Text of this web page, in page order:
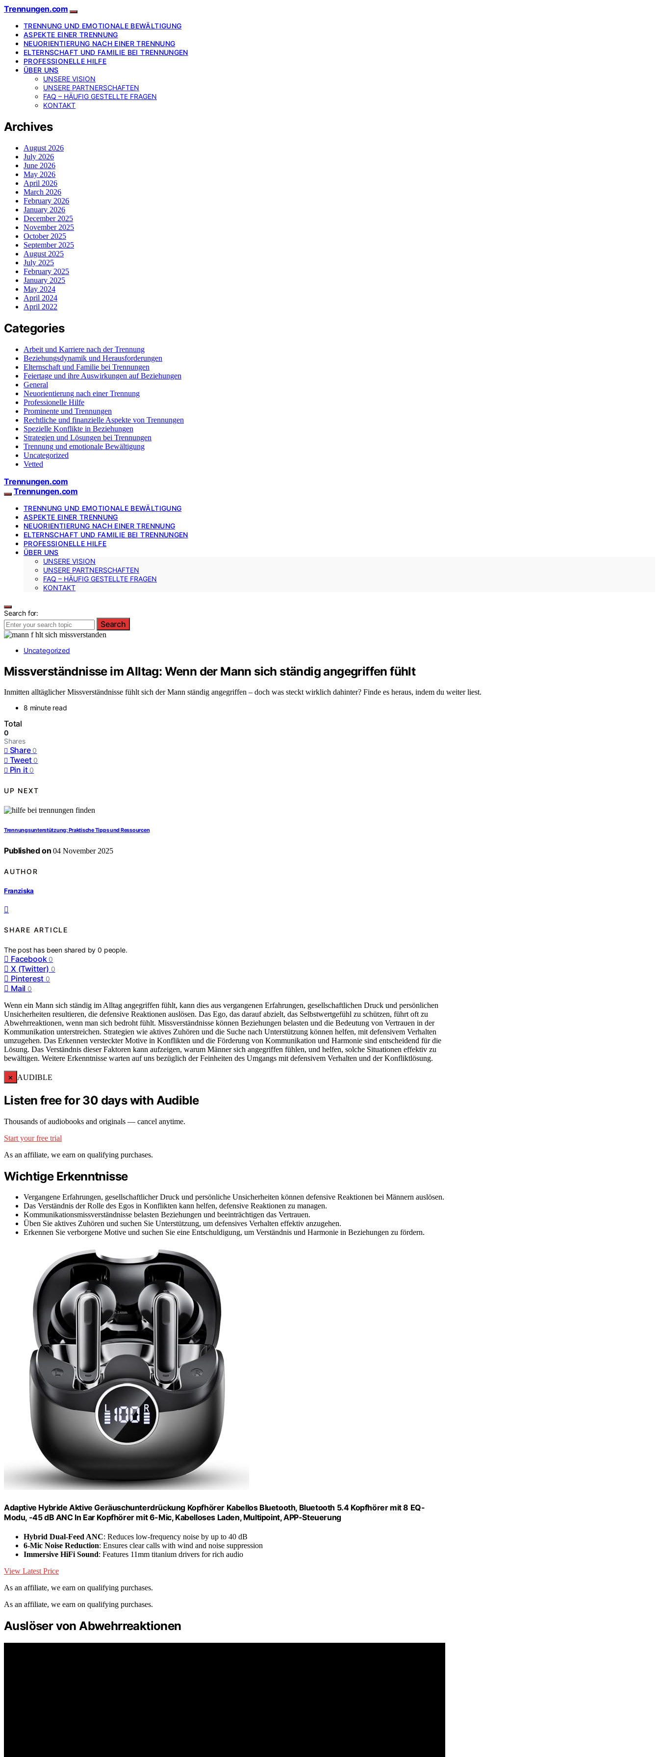
Trennungen.com
TRENNUNG UND EMOTIONALE BEWÄLTIGUNG
ASPEKTE EINER TRENNUNG
NEUORIENTIERUNG NACH EINER TRENNUNG
ELTERNSCHAFT UND FAMILIE BEI TRENNUNGEN
PROFESSIONELLE HILFE
ÜBER UNS
UNSERE VISION
UNSERE PARTNERSCHAFTEN
FAQ – HÄUFIG GESTELLTE FRAGEN
KONTAKT
Archives
August 2026
July 2026
June 2026
May 2026
April 2026
March 2026
February 2026
January 2026
December 2025
November 2025
October 2025
September 2025
August 2025
July 2025
February 2025
January 2025
May 2024
April 2024
April 2022
Categories
Arbeit und Karriere nach der Trennung
Beziehungsdynamik und Herausforderungen
Elternschaft und Familie bei Trennungen
Feiertage und ihre Auswirkungen auf Beziehungen
General
Neuorientierung nach einer Trennung
Professionelle Hilfe
Prominente und Trennungen
Rechtliche und finanzielle Aspekte von Trennungen
Spezielle Konflikte in Beziehungen
Strategien und Lösungen bei Trennungen
Trennung und emotionale Bewältigung
Uncategorized
Vetted
Trennungen.com
Trennungen.com
TRENNUNG UND EMOTIONALE BEWÄLTIGUNG
ASPEKTE EINER TRENNUNG
NEUORIENTIERUNG NACH EINER TRENNUNG
ELTERNSCHAFT UND FAMILIE BEI TRENNUNGEN
PROFESSIONELLE HILFE
ÜBER UNS
UNSERE VISION
UNSERE PARTNERSCHAFTEN
FAQ – HÄUFIG GESTELLTE FRAGEN
KONTAKT
Search for:
Search
Uncategorized
Missverständnisse im Alltag: Wenn der Mann sich ständig angegriffen fühlt
Inmitten alltäglicher Missverständnisse fühlt sich der Mann ständig angegriffen – doch was steckt wirklich dahinter? Finde es heraus, indem du weiter liest.
8 minute read
Total
0
Shares
Share 0
Tweet 0
Pin it 0
UP NEXT
Trennungsunterstützung: Praktische Tipps und Ressourcen
Published on 04 November 2025
AUTHOR
Franziska
SHARE ARTICLE
The post has been shared by0 people.
Facebook 0
X (Twitter) 0
Pinterest 0
Mail 0
Wenn ein Mann sich ständig im Alltag angegriffen fühlt, kann dies aus vergangenen Erfahrungen, gesellschaftlichen Druck und persönlichen
Unsicherheiten resultieren, die defensive Reaktionen auslösen. Das Ego, das darauf abzielt, das Selbstwertgefühl zu schützen, führt oft zu
Abwehrreaktionen, wenn man sich bedroht fühlt. Missverständnisse können Beziehungen belasten und die Bedeutung von Vertrauen in der
Kommunikation unterstreichen. Strategien wie aktives Zuhören und die Suche nach Unterstützung können helfen, mit defensivem Verhalten
umzugehen. Das Erkennen versteckter Motive in Konflikten und die Förderung von Kommunikation und Harmonie sind entscheidend für die
Lösung. Das Verständnis dieser Faktoren kann aufzeigen, warum Männer sich angegriffen fühlen, und helfen, solche Situationen effektiv zu
bewältigen. Weitere Erkenntnisse warten auf uns bezüglich der Feinheiten des Umgangs mit defensivem Verhalten und der Konfliktlösung.
× AUDIBLE
Listen free for 30 days with Audible
Thousands of audiobooks and originals — cancel anytime.
Start your free trial
As an affiliate, we earn on qualifying purchases.
Wichtige Erkenntnisse
Vergangene Erfahrungen, gesellschaftlicher Druck und persönliche Unsicherheiten können defensive Reaktionen bei Männern auslösen.
Das Verständnis der Rolle des Egos in Konflikten kann helfen, defensive Reaktionen zu managen.
Kommunikationsmissverständnisse belasten Beziehungen und beeinträchtigen das Vertrauen.
Üben Sie aktives Zuhören und suchen Sie Unterstützung, um defensives Verhalten effektiv anzugehen.
Erkennen Sie verborgene Motive und suchen Sie eine Entschuldigung, um Verständnis und Harmonie in Beziehungen zu fördern.
Adaptive Hybride Aktive Geräuschunterdrückung Kopfhörer Kabellos Bluetooth, Bluetooth 5.4 Kopfhörer mit 8 EQ-
Modu, -45 dB ANC In Ear Kopfhörer mit 6-Mic, Kabelloses Laden, Multipoint, APP-Steuerung
Hybrid Dual-Feed ANC: Reduces low-frequency noise by up to 40 dB
6-Mic Noise Reduction: Ensures clear calls with wind and noise suppression
Immersive HiFi Sound: Features 11mm titanium drivers for rich audio
View Latest Price
As an affiliate, we earn on qualifying purchases.
As an affiliate, we earn on qualifying purchases.
Auslöser von Abwehrreaktionen